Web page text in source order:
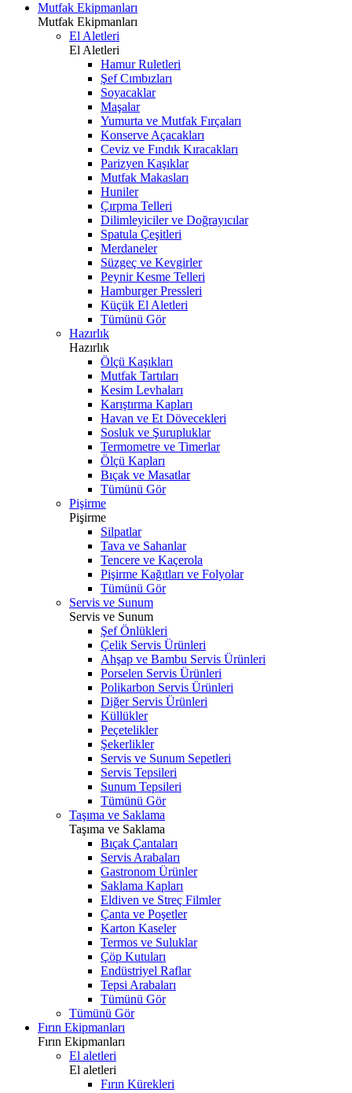
Mutfak Ekipmanları
Mutfak Ekipmanları
El Aletleri
El Aletleri
Hamur Ruletleri
Şef Cımbızları
Soyacaklar
Maşalar
Yumurta ve Mutfak Fırçaları
Konserve Açacakları
Ceviz ve Fındık Kıracakları
Parizyen Kaşıklar
Mutfak Makasları
Huniler
Çırpma Telleri
Dilimleyiciler ve Doğrayıcılar
Spatula Çeşitleri
Merdaneler
Süzgeç ve Kevgirler
Peynir Kesme Telleri
Hamburger Pressleri
Küçük El Aletleri
Tümünü Gör
Hazırlık
Hazırlık
Ölçü Kaşıkları
Mutfak Tartıları
Kesim Levhaları
Karıştırma Kapları
Havan ve Et Dövecekleri
Sosluk ve Şurupluklar
Termometre ve Timerlar
Ölçü Kapları
Bıçak ve Masatlar
Tümünü Gör
Pişirme
Pişirme
Silpatlar
Tava ve Sahanlar
Tencere ve Kaçerola
Pişirme Kağıtları ve Folyolar
Tümünü Gör
Servis ve Sunum
Servis ve Sunum
Şef Önlükleri
Çelik Servis Ürünleri
Ahşap ve Bambu Servis Ürünleri
Porselen Servis Ürünleri
Polikarbon Servis Ürünleri
Diğer Servis Ürünleri
Küllükler
Peçetelikler
Şekerlikler
Servis ve Sunum Sepetleri
Servis Tepsileri
Sunum Tepsileri
Tümünü Gör
Taşıma ve Saklama
Taşıma ve Saklama
Bıçak Çantaları
Servis Arabaları
Gastronom Ürünler
Saklama Kapları
Eldiven ve Streç Filmler
Çanta ve Poşetler
Karton Kaseler
Termos ve Suluklar
Çöp Kutuları
Endüstriyel Raflar
Tepsi Arabaları
Tümünü Gör
Tümünü Gör
Fırın Ekipmanları
Fırın Ekipmanları
El aletleri
El aletleri
Fırın Kürekleri